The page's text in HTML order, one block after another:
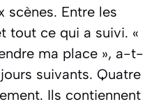
scènes. Entre les
tout ce qui a suivi. «
ma place », a-t-
suivants. Quatre
Ils contiennent